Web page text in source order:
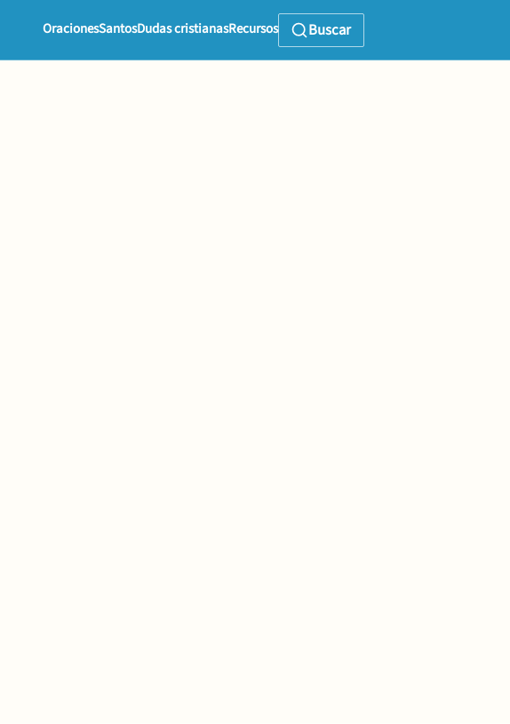
OracionesSantosDudas cristianasRecursos Buscar